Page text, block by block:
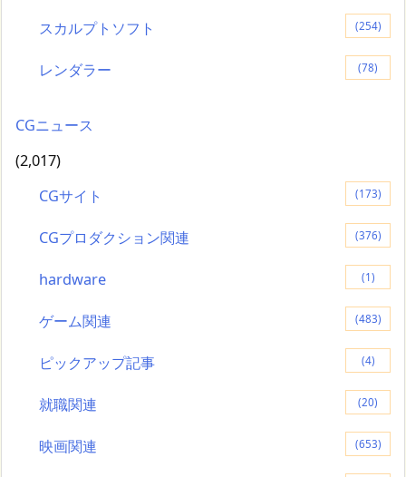
スカルプトソフト (254)
レンダラー (78)
CGニュース
(2,017)
CGサイト
(173)
CGプロダクション関連 (376)
hardware (1)
ゲーム関連 (483)
ピックアップ記事 (4)
就職関連 (20)
映画関連 (653)